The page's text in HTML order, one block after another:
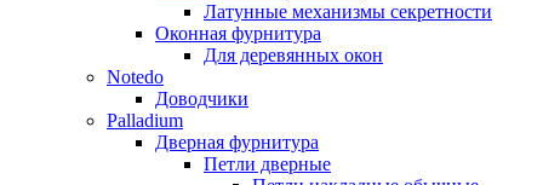
Латунные механизмы секретности
Оконная фурнитура
Для деревянных окон
Notedo
Доводчики
Palladium
Дверная фурнитура
Петли дверные